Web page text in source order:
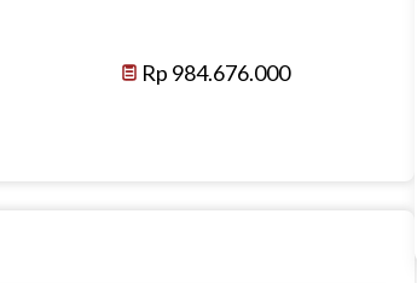
Rp 984.676.000